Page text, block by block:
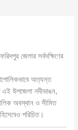
জেলার সর্বদক্ষিণের
অত্যন্ত
এই উপজেলা নদীভাঙন,
অবস্থান ও সীমিত
পরিচিত।